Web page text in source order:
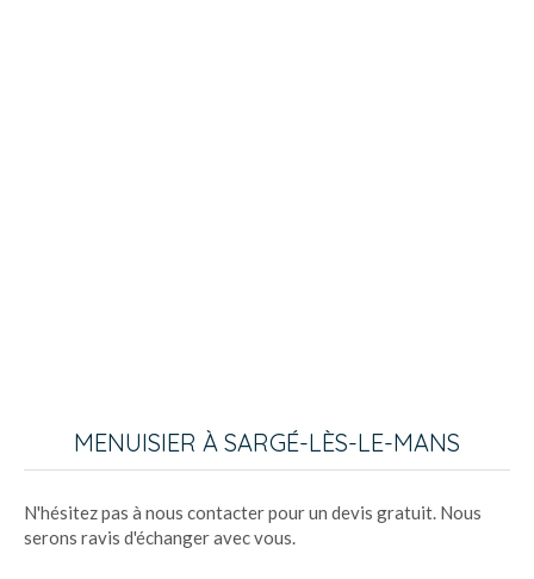
MENUISIER À SARGÉ-LÈS-LE-MANS
N'hésitez pas à nous contacter pour un devis gratuit. Nous
serons ravis d'échanger avec vous.